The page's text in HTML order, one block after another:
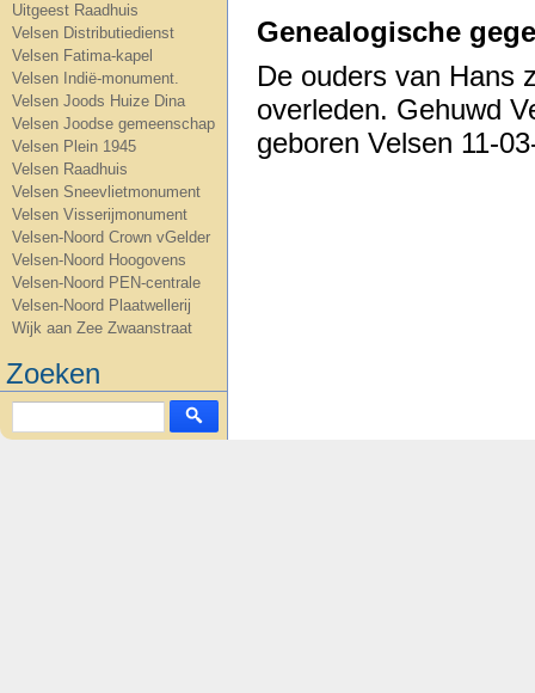
Uitgeest Raadhuis
Velsen Distributiedienst
Velsen Fatima-kapel
Velsen Indië-monument.
Velsen Joods Huize Dina
Velsen Joodse gemeenschap
Velsen Plein 1945
Velsen Raadhuis
Velsen Sneevlietmonument
Velsen Visserijmonument
Velsen-Noord Crown vGelder
Velsen-Noord Hoogovens
Velsen-Noord PEN-centrale
Velsen-Noord Plaatwellerij
Wijk aan Zee Zwaanstraat
Zoeken
Genealogische
De ouders van Hans
overleden. Gehuwd
geboren Velsen 11-